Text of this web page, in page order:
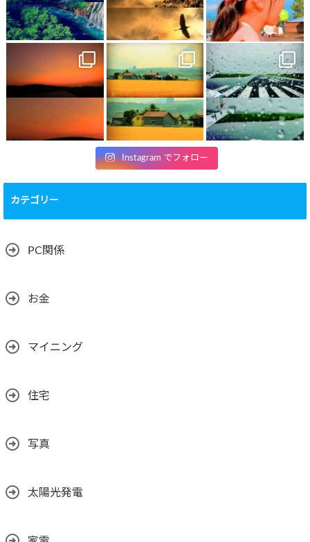
Instagram でフォロー
カテゴリー
PC関係
お金
マイニング
住宅
写真
太陽光発電